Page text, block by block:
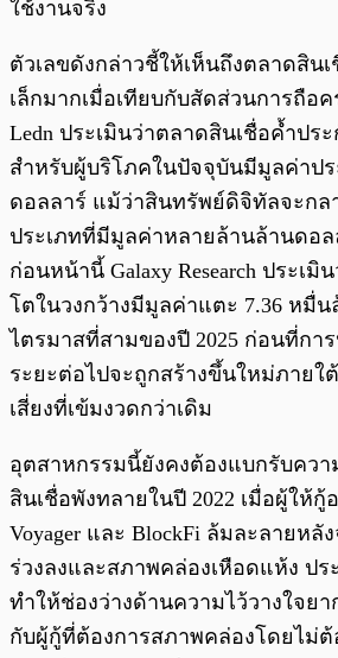
ใช้งานจริง
ตัวเลขดังกล่าวชี้ให้เห็นถึงตลาดสิน
เล็กมากเมื่อเทียบกับสัดส่วนการถือค
Ledn ประเมินว่าตลาดสินเชื่อค้ำปร
สำหรับผู้บริโภคในปัจจุบันมีมูลค่าป
ดอลลาร์ แม้ว่าสินทรัพย์ดิจิทัลจะกล
ประเภทที่มีมูลค่าหลายล้านล้านดอ
ก่อนหน้านี้ Galaxy Research ประเ
โตในวงกว้างมีมูลค่าแตะ 7.36 หมื่
ไตรมาสที่สามของปี 2025 ก่อนที่กา
ระยะต่อไปจะถูกสร้างขึ้นใหม่ภายใ
เสี่ยงที่เข้มงวดกว่าเดิม
อุตสาหกรรมนี้ยังคงต้องแบกรับควา
สินเชื่อพังทลายในปี 2022 เมื่อผู้ให้กู้อ
Voyager และ BlockFi ล้มละลายหลั
ร่วงลงและสภาพคล่องเหือดแห้ง ปร
ทำให้ช่องว่างด้านความไว้วางใจย
กับผู้กู้ที่ต้องการสภาพคล่องโดยไม่